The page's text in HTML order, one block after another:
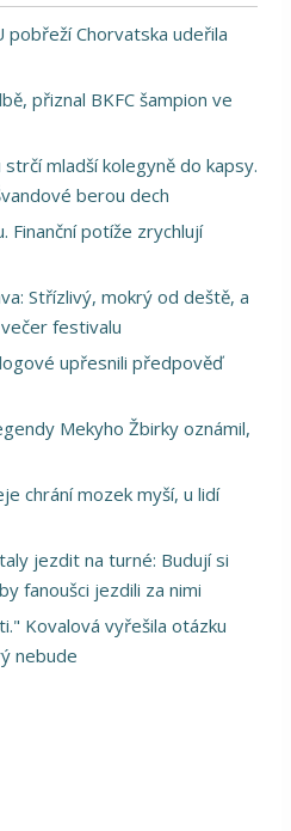
pobřeží Chorvatska udeřila
přiznal BKFC šampion ve
mladší kolegyně do kapsy.
berou dech
Finanční potíže zrychlují
Střízlivý, mokrý od deště, a
festivalu
upřesnili předpověď
Mekyho Žbirky oznámil,
chrání mozek myší, u lidí
jezdit na turné: Budují si
fanoušci jezdili za nimi
Kovalová vyřešila otázku
nebude